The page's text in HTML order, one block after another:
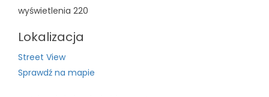
wyświetlenia 220
Lokalizacja
Street View
Sprawdź na mapie